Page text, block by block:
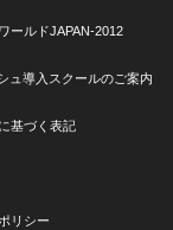
ールドJAPAN-2012
ュ導入スクールのご案内
基づく表記
リシー